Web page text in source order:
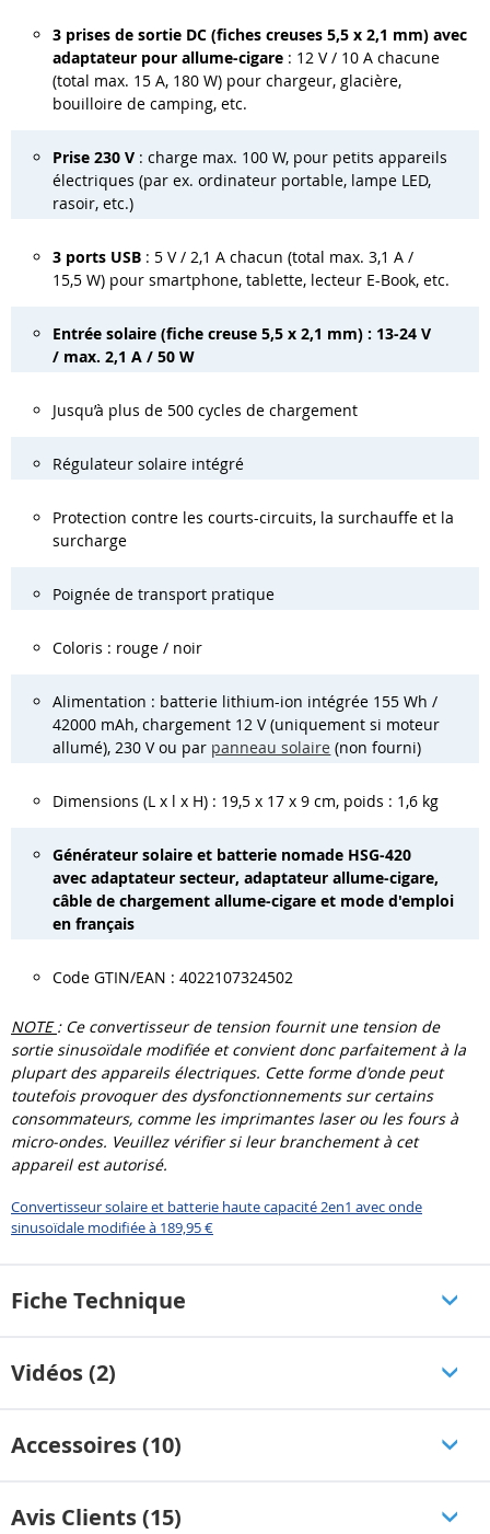
3 prises de sortie DC (fiches creuses 5,5 x 2,1 mm) avec
adaptateur pour allume-cigare : 12 V / 10 A chacune
(total max. 15 A, 180 W) pour chargeur, glacière,
bouilloire de camping, etc.
Prise 230 V : charge max. 100 W, pour petits appareils
électriques (par ex. ordinateur portable, lampe LED,
rasoir, etc.)
3 ports USB : 5 V / 2,1 A chacun (total max. 3,1 A /
15,5 W) pour smartphone, tablette, lecteur E-Book, etc.
Entrée solaire (fiche creuse 5,5 x 2,1 mm) : 13-24 V
/ max. 2,1 A / 50 W
Jusqu’à plus de 500 cycles de chargement
Régulateur solaire intégré
Protection contre les courts-circuits, la surchauffe et la
surcharge
Poignée de transport pratique
Coloris : rouge / noir
Alimentation : batterie lithium-ion intégrée 155 Wh /
42000 mAh, chargement 12 V (uniquement si moteur
allumé), 230 V ou par panneau solaire (non fourni)
Dimensions (L x l x H) : 19,5 x 17 x 9 cm, poids : 1,6 kg
Générateur solaire et batterie nomade HSG-420
avec adaptateur secteur, adaptateur allume-cigare,
câble de chargement allume-cigare et mode d'emploi
en français
Code GTIN/EAN : 4022107324502
NOTE: Ce convertisseur de tension fournit une tension de
sortie sinusoïdale modifiée et convient donc parfaitement à la
plupart des appareils électriques. Cette forme d'onde peut
toutefois provoquer des dysfonctionnements sur certains
consommateurs, comme les imprimantes laser ou les fours à
micro-ondes. Veuillez vérifier si leur branchement à cet
appareil est autorisé.
Convertisseur solaire et batterie haute capacité 2en1 avec onde
sinusoïdale modifiée à 189,95 €
Fiche Technique
Vidéos (2)
Accessoires (10)
Avis Clients (15)